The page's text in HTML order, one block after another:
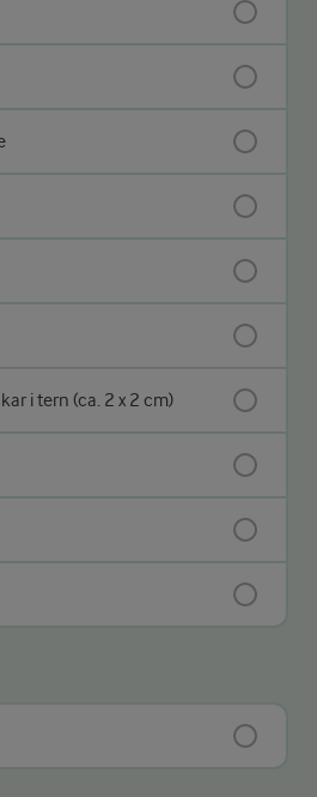
i tern (ca. 2 x 2 cm)